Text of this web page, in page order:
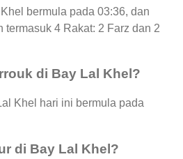
bermula pada 03:36, dan
termasuk 4 Rakat: 2 Farz dan 2
di Bay Lal Khel?
Khel hari ini bermula pada
di Bay Lal Khel?